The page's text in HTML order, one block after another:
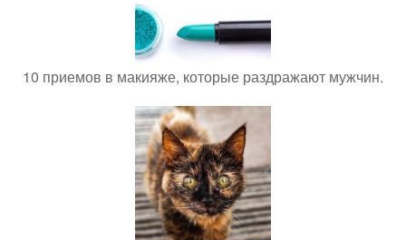
10 приемов в макияже, которые раздражают мужчин.